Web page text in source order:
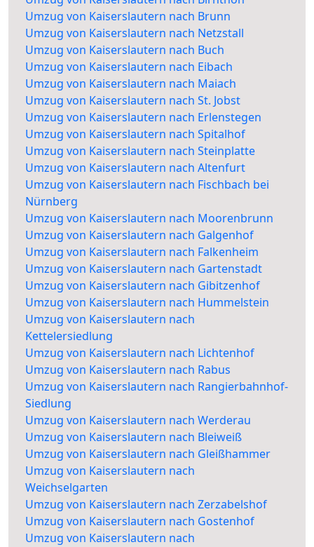
Umzug von Kaiserslautern nach Brunn
Umzug von Kaiserslautern nach Netzstall
Umzug von Kaiserslautern nach Buch
Umzug von Kaiserslautern nach Eibach
Umzug von Kaiserslautern nach Maiach
Umzug von Kaiserslautern nach St. Jobst
Umzug von Kaiserslautern nach Erlenstegen
Umzug von Kaiserslautern nach Spitalhof
Umzug von Kaiserslautern nach Steinplatte
Umzug von Kaiserslautern nach Altenfurt
Umzug von Kaiserslautern nach Fischbach bei
Nürnberg
Umzug von Kaiserslautern nach Moorenbrunn
Umzug von Kaiserslautern nach Galgenhof
Umzug von Kaiserslautern nach Falkenheim
Umzug von Kaiserslautern nach Gartenstadt
Umzug von Kaiserslautern nach Gibitzenhof
Umzug von Kaiserslautern nach Hummelstein
Umzug von Kaiserslautern nach
Kettelersiedlung
Umzug von Kaiserslautern nach Lichtenhof
Umzug von Kaiserslautern nach Rabus
Umzug von Kaiserslautern nach Rangierbahnhof-
Siedlung
Umzug von Kaiserslautern nach Werderau
Umzug von Kaiserslautern nach Bleiweiß
Umzug von Kaiserslautern nach Gleißhammer
Umzug von Kaiserslautern nach
Weichselgarten
Umzug von Kaiserslautern nach Zerzabelshof
Umzug von Kaiserslautern nach Gostenhof
Umzug von Kaiserslautern nach